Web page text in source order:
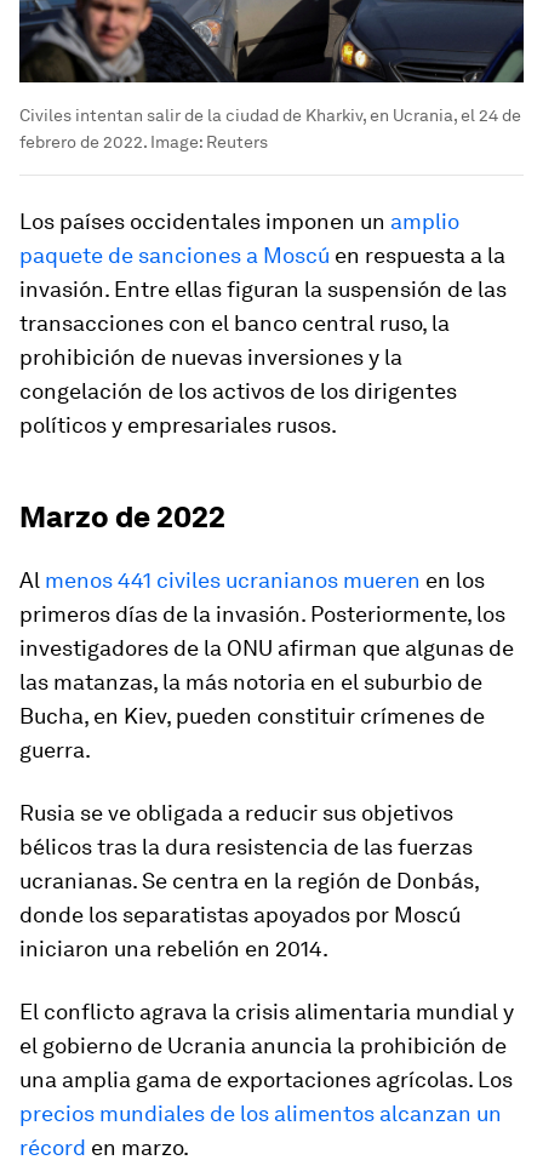
Civiles intentan salir de la ciudad de Kharkiv, en Ucrania, el 24 de
febrero de 2022. Image: Reuters
Los países occidentales imponen un amplio
paquete de sanciones a Moscú en respuesta a la
invasión. Entre ellas figuran la suspensión de las
transacciones con el banco central ruso, la
prohibición de nuevas inversiones y la
congelación de los activos de los dirigentes
políticos y empresariales rusos.
Marzo de 2022
Al menos 441 civiles ucranianos mueren en los
primeros días de la invasión. Posteriormente, los
investigadores de la ONU afirman que algunas de
las matanzas, la más notoria en el suburbio de
Bucha, en Kiev, pueden constituir crímenes de
guerra.
Rusia se ve obligada a reducir sus objetivos
bélicos tras la dura resistencia de las fuerzas
ucranianas. Se centra en la región de Donbás,
donde los separatistas apoyados por Moscú
iniciaron una rebelión en 2014.
El conflicto agrava la crisis alimentaria mundial y
el gobierno de Ucrania anuncia la prohibición de
una amplia gama de exportaciones agrícolas. Los
precios mundiales de los alimentos alcanzan un
récord en marzo.